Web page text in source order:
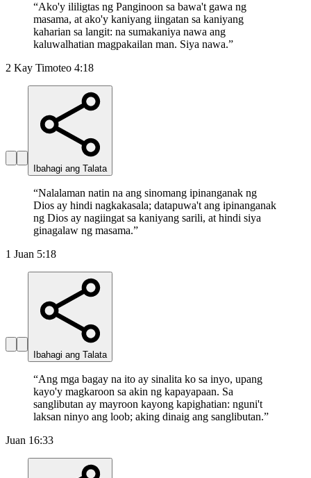
“Ako'y ililigtas ng Panginoon sa bawa't gawa ng
masama, at ako'y kaniyang iingatan sa kaniyang
kaharian sa langit: na sumakaniya nawa ang
kaluwalhatian magpakailan man. Siya nawa.”
2 Kay Timoteo 4:18
Ibahagi ang Talata
“Nalalaman natin na ang sinomang ipinanganak ng
Dios ay hindi nagkakasala; datapuwa't ang ipinanganak
ng Dios ay nagiingat sa kaniyang sarili, at hindi siya
ginagalaw ng masama.”
1 Juan 5:18
Ibahagi ang Talata
“Ang mga bagay na ito ay sinalita ko sa inyo, upang
kayo'y magkaroon sa akin ng kapayapaan. Sa
sanglibutan ay mayroon kayong kapighatian: nguni't
laksan ninyo ang loob; aking dinaig ang sanglibutan.”
Juan 16:33